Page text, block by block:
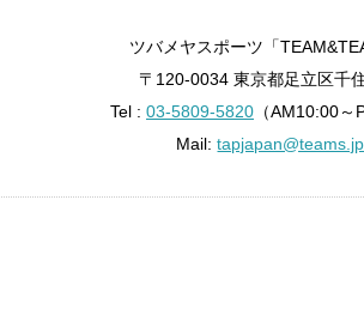
ツバメヤスポーツ「
〒120-0034 東京都足立区千
Tel : 03-5809-5820 （AM10:00
Mail:tapjapan@teams.jp